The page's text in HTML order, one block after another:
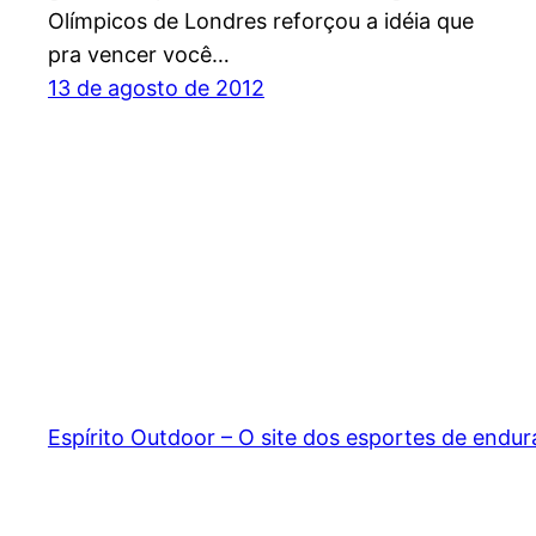
Olímpicos de Londres reforçou a idéia que
pra vencer você…
13 de agosto de 2012
Espírito Outdoor – O site dos esportes de